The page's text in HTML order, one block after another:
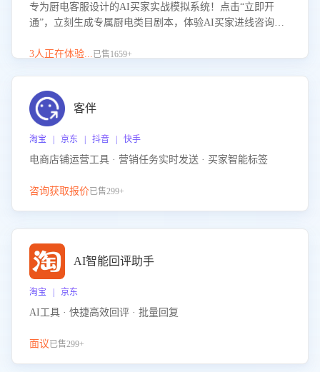
专为厨电客服设计的AI买家实战模拟系统！点击“立即开
通”，立刻生成专属厨电类目剧本，体验AI买家进线咨询真
实场景应对技巧！
3人正在体验...已售1659+
客伴
淘宝 | 京东 | 抖音 | 快手
电商店铺运营工具 · 营销任务实时发送 · 买家智能标签
咨询获取报价已售299+
AI智能回评助手
淘宝 | 京东
AI工具 · 快捷高效回评 · 批量回复
面议已售299+